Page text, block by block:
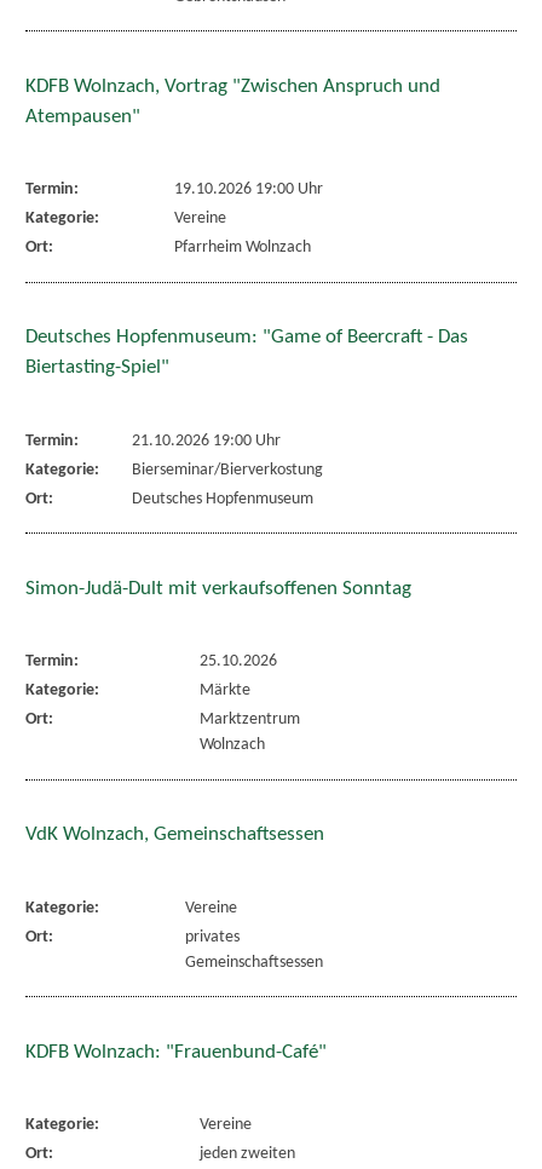
KDFB Wolnzach, Vortrag "Zwischen Anspruch und
Atempausen"
Termin:
19.10.2026 19:00 Uhr
Kategorie:
Vereine
Ort:
Pfarrheim Wolnzach
Deutsches Hopfenmuseum: "Game of Beercraft - Das
Biertasting-Spiel"
Termin:
21.10.2026 19:00 Uhr
Kategorie:
Bierseminar/Bierverkostung
Ort:
Deutsches Hopfenmuseum
Simon-Judä-Dult mit verkaufsoffenen Sonntag
Termin:
25.10.2026
Kategorie:
Märkte
Ort:
Marktzentrum
Wolnzach
VdK Wolnzach, Gemeinschaftsessen
Kategorie:
Vereine
Ort:
privates
Gemeinschaftsessen
KDFB Wolnzach: "Frauenbund-Café"
Kategorie:
Vereine
Ort:
jeden zweiten